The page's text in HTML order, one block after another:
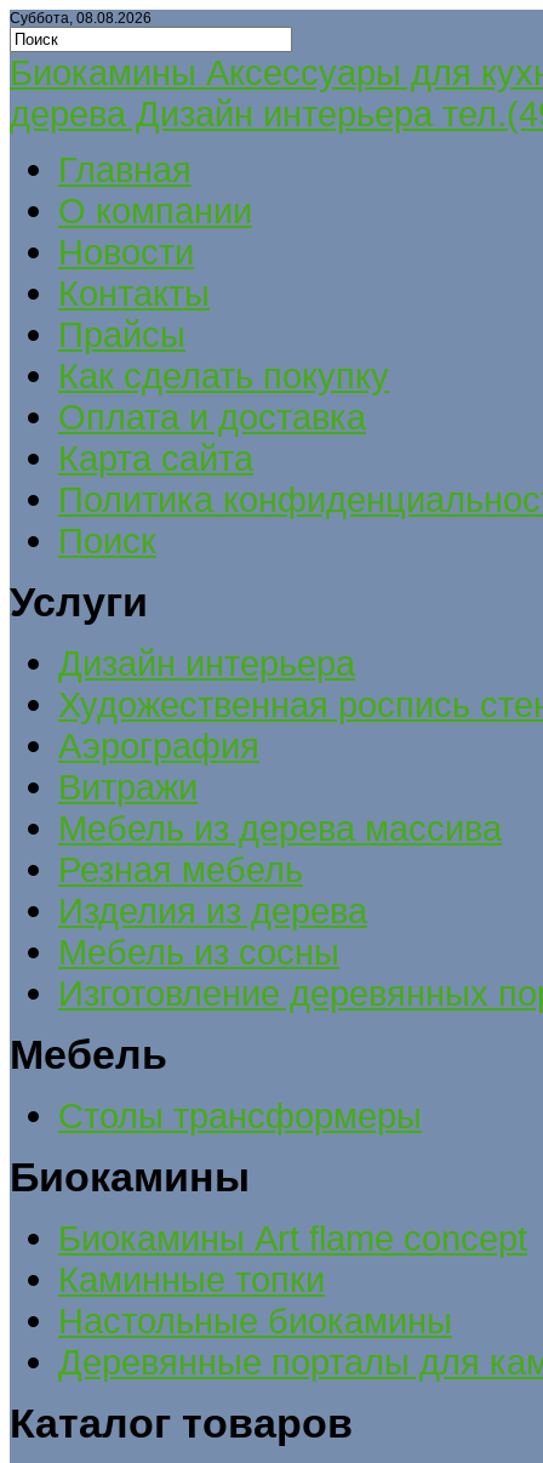
Суббота, 08.08.2026
Биокамины Аксессуары для
дерева Дизайн интерьера
Главная
О компании
Новости
Контакты
Прайсы
Как сделать покупку
Оплата и доставка
Карта сайта
Политика
Поиск
Услуги
Дизайн интерьера
Художественная роспись
Аэрография
Витражи
Мебель из дерева массива
Резная мебель
Изделия из дерева
Мебель из сосны
Изготовление деревянных
Мебель
Столы трансформеры
Биокамины
Биокамины Art flame concept
Каминные топки
Настольные биокамины
Деревянные порталы для
Каталог товаров